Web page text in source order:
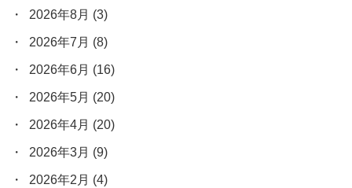
2026年8月 (3)
2026年7月 (8)
2026年6月 (16)
2026年5月 (20)
2026年4月 (20)
2026年3月 (9)
2026年2月 (4)